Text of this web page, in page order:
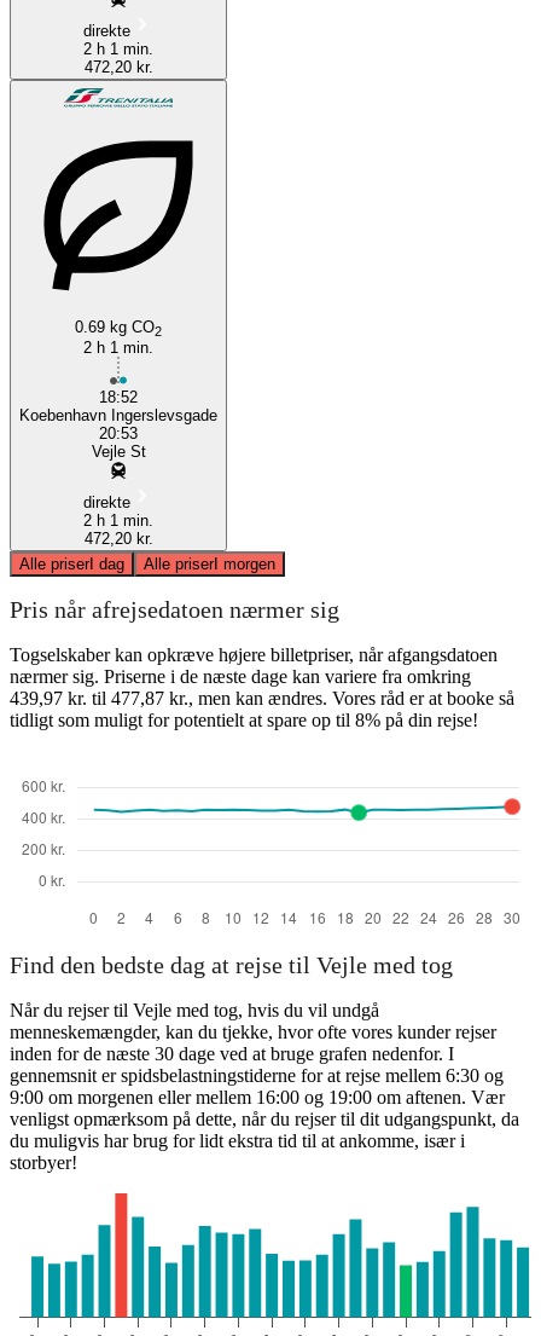
direkte
2 h 1 min.
472,20 kr.
0.69 kg CO2
2 h 1 min.
18:52
Koebenhavn Ingerslevsgade
20:53
Vejle St
direkte
2 h 1 min.
472,20 kr.
Alle priserI dag Alle priserI morgen
Pris når afrejsedatoen nærmer sig
Togselskaber kan opkræve højere billetpriser, når afgangsdatoen
nærmer sig. Priserne i de næste dage kan variere fra omkring
439,97 kr. til 477,87 kr., men kan ændres. Vores råd er at booke så
tidligt som muligt for potentielt at spare op til 8% på din rejse!
Find den bedste dag at rejse til Vejle med tog
Når du rejser til Vejle med tog, hvis du vil undgå
menneskemængder, kan du tjekke, hvor ofte vores kunder rejser
inden for de næste 30 dage ved at bruge grafen nedenfor. I
gennemsnit er spidsbelastningstiderne for at rejse mellem 6:30 og
9:00 om morgenen eller mellem 16:00 og 19:00 om aftenen. Vær
venligst opmærksom på dette, når du rejser til dit udgangspunkt, da
du muligvis har brug for lidt ekstra tid til at ankomme, især i
storbyer!